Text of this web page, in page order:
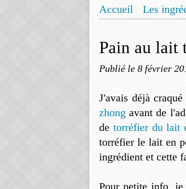
Accueil Les
Pain au lait
Publié le 8 février
J'avais déjà
zhong avant de
de torréfier du lait
torréfier le lait en
ingrédient et cette
Pour petite info,